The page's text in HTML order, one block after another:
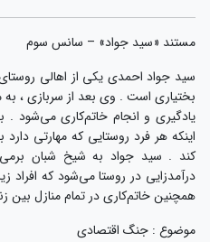
مستند «سید جواد» – سانس سوم
سید جواد احمدی یکی از اهالی
بختیاری است . وی بعد از سربازی ،
یادگیری و انجام خاتم‌کاری می‌شود .
اینکه هر فرد روستایی که مهارتی دارد
کند . سید جواد به شیخ شبان
درآمدزایی در روستا می‌شود که
همچنین خاتم‌کاری در تمام منازل بین
موضوع : جنگ اقتصادی